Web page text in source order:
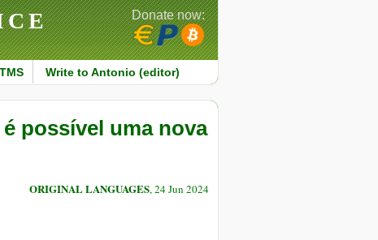
Write to Antonio (editor)
Donate now:
possível uma nova
ORIGINAL LANGUAGES, 24 Jun 2024